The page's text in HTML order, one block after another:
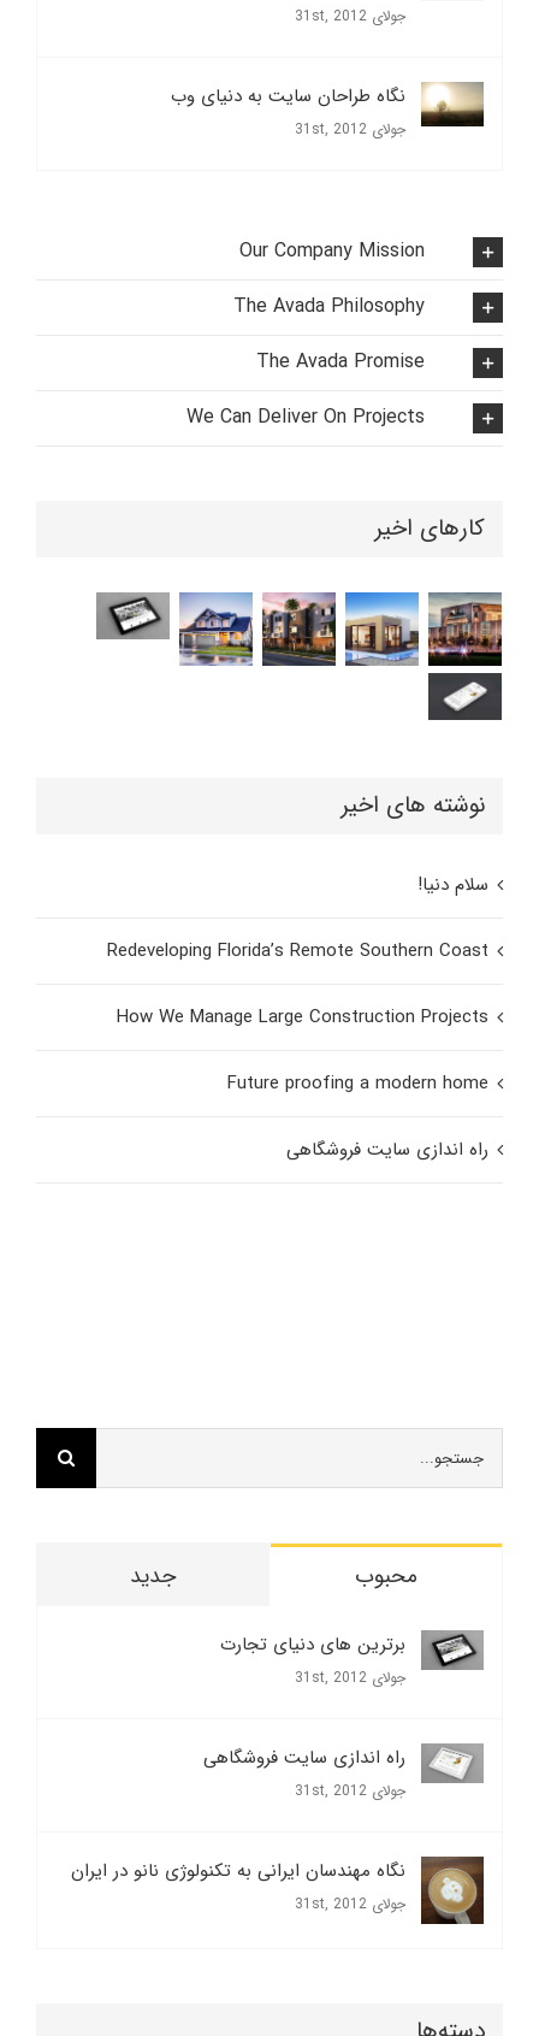
جولای 31st, 2012
نگاه طراحان سایت به دنیای وب
جولای 31st, 2012
Our Company Mission
The Avada Philosophy
The Avada Promise
We Can Deliver On Projects
کارهای اخیر
نوشته های اخیر
سلام دنیا!
Redeveloping Florida’s Remote Southern Coast
How We Manage Large Construction Projects
Future proofing a modern home
راه اندازی سایت فروشگاهی
جستجو
برای:
محبوب جدید
برترین های دنیای تجارت
جولای 31st, 2012
راه اندازی سایت فروشگاهی
جولای 31st, 2012
نگاه مهندسان ایرانی به تکنولوژی نانو در ایران
جولای 31st, 2012